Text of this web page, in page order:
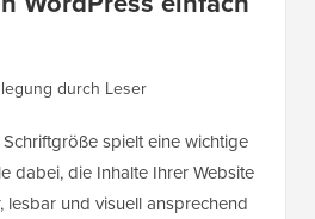
durch Leser
spielt eine wichtige
dabei, die Inhalte Ihrer Website
lesbar und visuell ansprechend